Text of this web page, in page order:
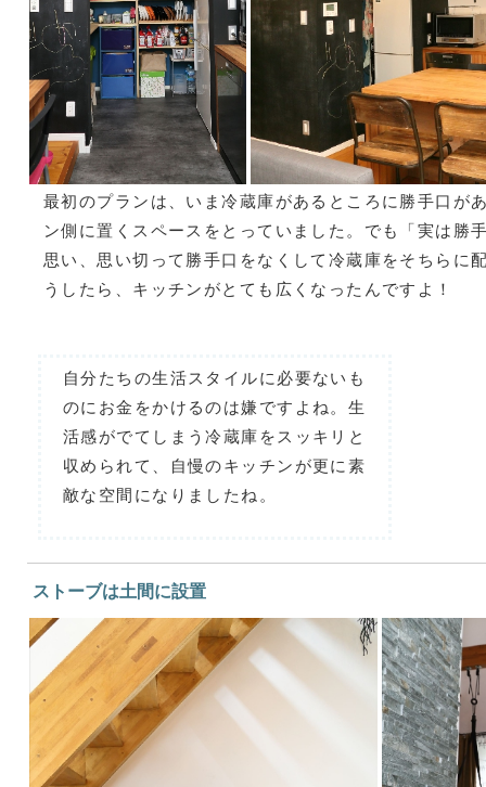
最初のプランは、いま冷蔵庫があるところに勝手口が
ン側に置くスペースをとっていました。でも「実は勝
思い、思い切って勝手口をなくして冷蔵庫をそちらに
うしたら、キッチンがとても広くなったんですよ！
自分たちの生活スタイルに必要ないも
のにお金をかけるのは嫌ですよね。生
活感がでてしまう冷蔵庫をスッキリと
収められて、自慢のキッチンが更に素
敵な空間になりましたね。
ストーブは土間に設置